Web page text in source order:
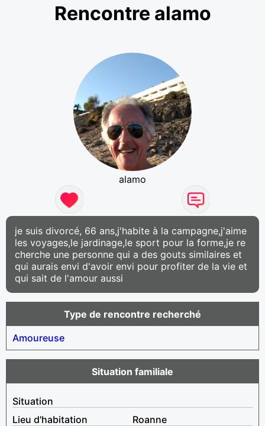
Rencontre alamo
alamo
je suis divorcé, 66 ans,j'habite à la campagne,j'aime
les voyages,le jardinage,le sport pour la forme,je re
cherche une personne qui a des gouts similaires et
qui aurais envi d'avoir envi pour profiter de la vie et
qui sait de l'amour aussi
Type de rencontre recherché
Amoureuse
Situation familiale
Situation
Lieu d'habitation
Roanne